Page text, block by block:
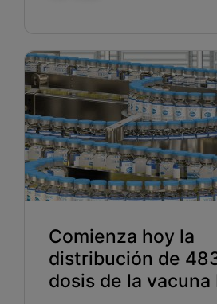
Comienza hoy la
distribución de
dosis de la vacuna